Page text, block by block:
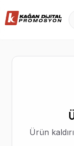
Ürün